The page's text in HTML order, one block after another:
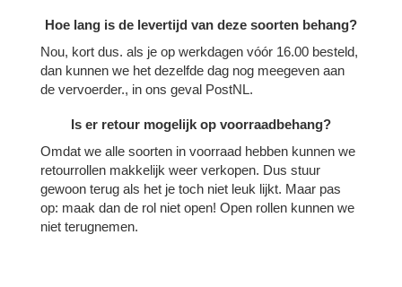
Hoe lang is de levertijd van deze soorten behang?
Nou, kort dus. als je op werkdagen vóór 16.00 besteld,
dan kunnen we het dezelfde dag nog meegeven aan
de vervoerder., in ons geval PostNL.
Is er retour mogelijk op voorraadbehang?
Omdat we alle soorten in voorraad hebben kunnen we
retourrollen makkelijk weer verkopen. Dus stuur
gewoon terug als het je toch niet leuk lijkt. Maar pas
op: maak dan de rol niet open! Open rollen kunnen we
niet terugnemen.